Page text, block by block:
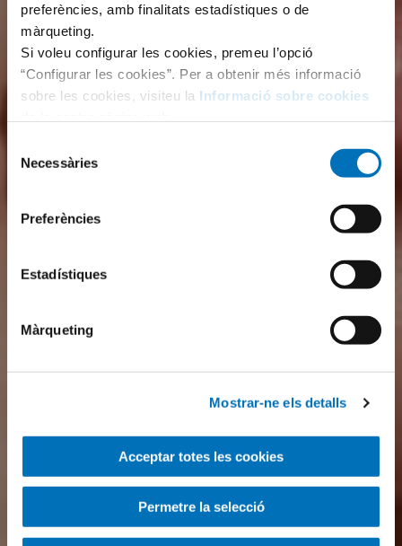
preferències, amb finalitats estadístiques o de
màrqueting.
Si voleu configurar les cookies, premeu l’opció
“Configurar les cookies”. Per a obtenir més informació
sobre les cookies, visiteu la Informació sobre cookies
Necessàries
Preferències
Estadístiques
Màrqueting
Mostrar-ne els detalls
Acceptar totes les cookies
Permetre la selecció